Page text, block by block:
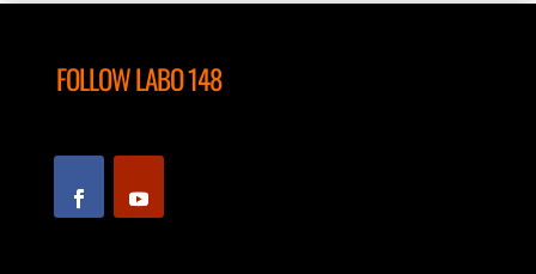
o
p
FOLLOW LABO 148